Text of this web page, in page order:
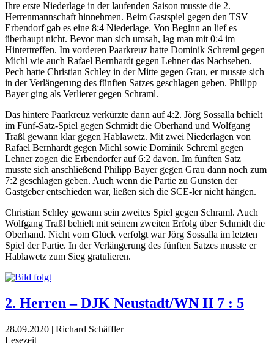
Ihre erste Niederlage in der laufenden Saison musste die 2.
Herrenmannschaft hinnehmen. Beim Gastspiel gegen den TSV
Erbendorf gab es eine 8:4 Niederlage. Von Beginn an lief es
überhaupt nicht. Bevor man sich umsah, lag man mit 0:4 im
Hintertreffen. Im vorderen Paarkreuz hatte Dominik Schreml gegen
Michl wie auch Rafael Bernhardt gegen Lehner das Nachsehen.
Pech hatte Christian Schley in der Mitte gegen Grau, er musste sich
in der Verlängerung des fünften Satzes geschlagen geben. Philipp
Bayer ging als Verlierer gegen Schraml.
Das hintere Paarkreuz verkürzte dann auf 4:2. Jörg Sossalla behielt
im Fünf-Satz-Spiel gegen Schmidt die Oberhand und Wolfgang
Traßl gewann klar gegen Hablawetz. Mit zwei Niederlagen von
Rafael Bernhardt gegen Michl sowie Dominik Schreml gegen
Lehner zogen die Erbendorfer auf 6:2 davon. Im fünften Satz
musste sich anschließend Philipp Bayer gegen Grau dann noch zum
7:2 geschlagen geben. Auch wenn die Partie zu Gunsten der
Gastgeber entschieden war, ließen sich die SCE-ler nicht hängen.
Christian Schley gewann sein zweites Spiel gegen Schraml. Auch
Wolfgang Traßl behielt mit seinem zweiten Erfolg über Schmidt die
Oberhand. Nicht vom Glück verfolgt war Jörg Sossalla im letzten
Spiel der Partie. In der Verlängerung des fünften Satzes musste er
Hablawetz zum Sieg gratulieren.
2. Herren – DJK Neustadt/WN II 7 : 5
28.09.2020 | Richard Schäffler |
Lesezeit